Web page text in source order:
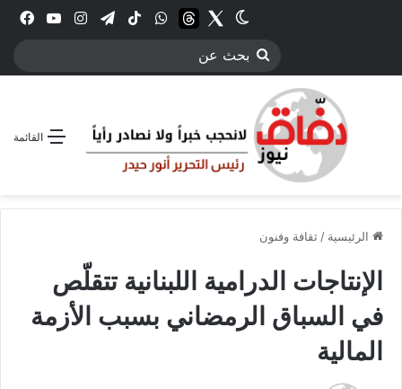
انستقرامتيلقرام‫TikTokواتسابthreadsTwitter
الوضع المظلم
بحث
القائمة
الرئيسية /ثقافة وفنون
الإنتاجات الدرامية اللبنانية تتقلّص
في السباق الرمضاني بسبب الأزمة
المالية